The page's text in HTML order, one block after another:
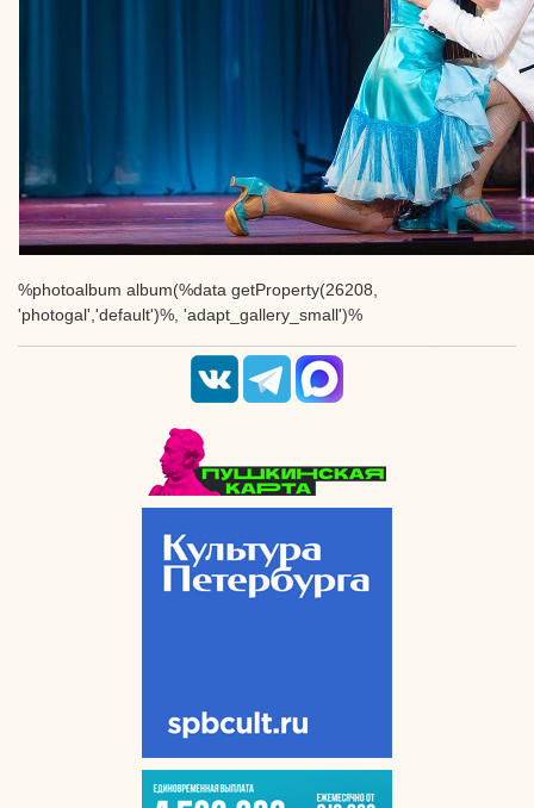
%photoalbum album(%data getProperty(26208,
'photogal','default')%, 'adapt_gallery_small')%